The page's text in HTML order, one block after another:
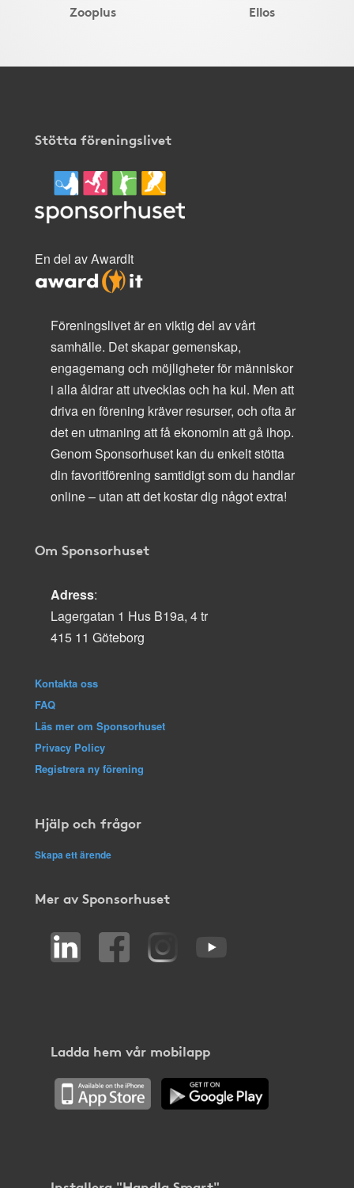
Zooplus Ellos
Stötta föreningslivet
En del av AwardIt
Föreningslivet är en viktig del av vårt
samhälle. Det skapar gemenskap,
engagemang och möjligheter för människor
i alla åldrar att utvecklas och ha kul. Men att
driva en förening kräver resurser, och ofta är
det en utmaning att få ekonomin att gå ihop.
Genom Sponsorhuset kan du enkelt stötta
din favoritförening samtidigt som du handlar
online – utan att det kostar dig något extra!
Om Sponsorhuset
Adress:
Lagergatan 1 Hus B19a, 4 tr
415 11 Göteborg
Kontakta oss
FAQ
Läs mer om Sponsorhuset
Privacy Policy
Registrera ny förening
Hjälp och frågor
Skapa ett ärende
Mer av Sponsorhuset
Ladda hem vår mobilapp